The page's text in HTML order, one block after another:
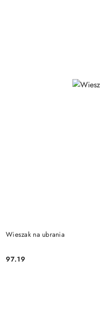
Wieszak na ubrania
Cena:
97.19